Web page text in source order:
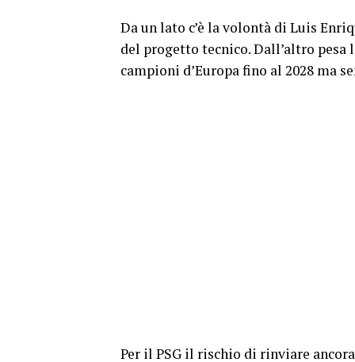
Da un lato c’è la volontà di Luis
del progetto tecnico. Dall’altro
campioni d’Europa fino al 2028 ma
Per il PSG il rischio di rinviare